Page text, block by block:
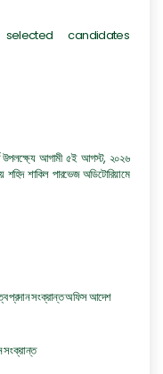
candidates
উপলক্ষ্যে আগামী ৫ই আগস্ট, ২০২৬
শহিদ শাকিল পারভেজ অডিটোরিয়ামে
প্রদান সংক্রান্ত অফিস আদেশ